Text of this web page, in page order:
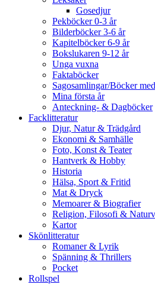
Gosedjur
Pekböcker 0-3 år
Bilderböcker 3-6 år
Kapitelböcker 6-9 år
Bokslukaren 9-12 år
Unga vuxna
Faktaböcker
Sagosamlingar/Böcker
Mina första år
Anteckning- & Dagböcker
Facklitteratur
Djur, Natur & Trädgård
Ekonomi & Samhälle
Foto, Konst & Teater
Hantverk & Hobby
Historia
Hälsa, Sport & Fritid
Mat & Dryck
Memoarer & Biografier
Religion, Filosofi &
Kartor
Skönlitteratur
Romaner & Lyrik
Spänning & Thrillers
Pocket
Rollspel